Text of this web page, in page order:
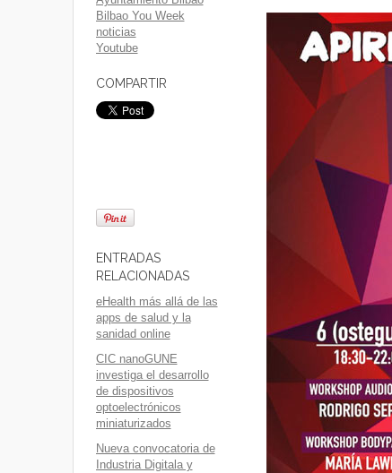
Bilbao You Week
noticias
Youtube
COMPARTIR
ENTRADAS
RELACIONADAS
eHealth más allá de las
apps de salud y la
sanidad online
CIC nanoGUNE
investiga el desarrollo
de dispositivos
optoelectrónicos
miniaturizados
Nueva convocatoria de
Industria Digitala y